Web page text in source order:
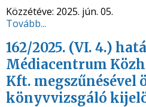
Közzétéve: 2025. jún. 05.
Tovább...
162/2025. (VI. 4.)
Médiacentrum
Kft. megszűnésével
könyvvizsgáló